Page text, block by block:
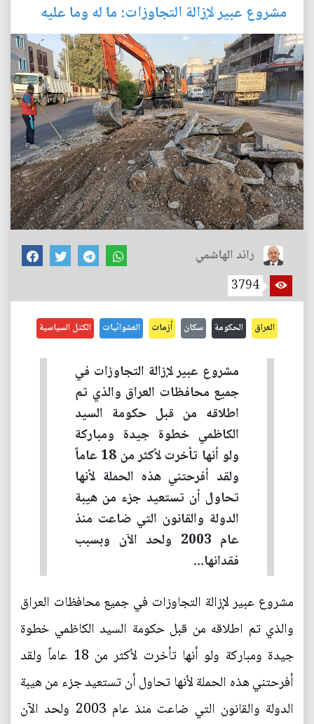
مشروع عبير لإزالة التجاوزات: ما له وما عليه
رائد الهاشمي
3794
العراق الحكومة سكان أزمات العشوائيات الكتل السياسية
مشروع عبير لإزالة التجاوزات في
جميع محافظات العراق والذي تم
اطلاقه من قبل حكومة السيد
الكاظمي خطوة جيدة ومباركة
ولو أنها تأخرت لأكثر من 18 عاماً
ولقد أفرحتني هذه الحملة لأنها
تحاول أن تستعيد جزء من هيبة
الدولة والقانون التي ضاعت منذ
عام 2003 ولحد الآن وبسبب
فقدانها...
مشروع عبير لإزالة التجاوزات في جميع محافظات العراق
والذي تم اطلاقه من قبل حكومة السيد الكاظمي خطوة
جيدة ومباركة ولو أنها تأخرت لأكثر من 18 عاماً ولقد
أفرحتني هذه الحملة لأنها تحاول أن تستعيد جزء من هيبة
الدولة والقانون التي ضاعت منذ عام 2003 ولحد الآن